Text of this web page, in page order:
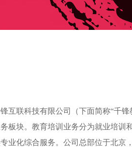
互联科技有限公司（下面简称“千
板块。教育培训业务分为就业培
业化综合服务。公司总部位于北京